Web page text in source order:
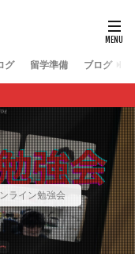
グ 留学準備 ブログ
ライン勉強会